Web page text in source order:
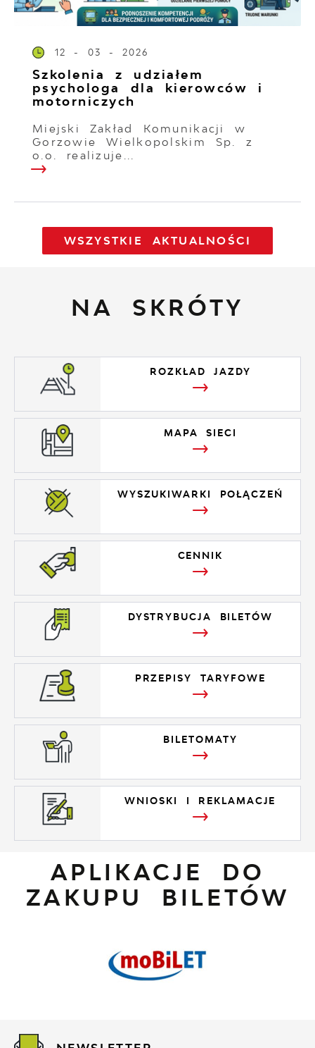
12 - 03 - 2026
Szkolenia z udziałem
psychologa dla kierowców i
motorniczych
Miejski Zakład Komunikacji w
Gorzowie Wielkopolskim Sp. z
o.o. realizuje...
WSZYSTKIE AKTUALNOŚCI
NA SKRÓTY
ROZKŁAD JAZDY
MAPA SIECI
WYSZUKIWARKI POŁĄCZEŃ
CENNIK
DYSTRYBUCJA BILETÓW
PRZEPISY TARYFOWE
BILETOMATY
WNIOSKI I REKLAMACJE
APLIKACJE DO
ZAKUPU BILETÓW